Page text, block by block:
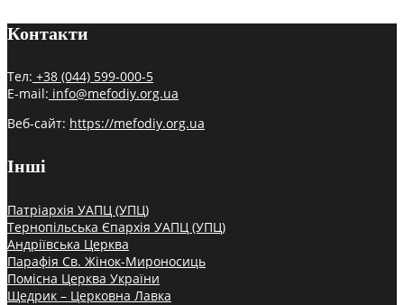
Контакти
Тел: +38 (044) 599-000-5
E-mail: info@mefodiy.org.ua
Веб-сайт: https://mefodiy.org.ua
Інші
Патріархія УАПЦ (УПЦ)
Тернопільська Єпархія УАПЦ (УПЦ)
Андріївська Церква
Парафія Св. Жінок-Мироносиць
Помісна Церква України
Щедрик – Церковна Лавка